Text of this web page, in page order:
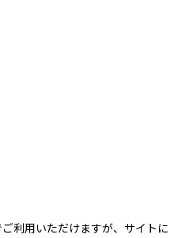
利用いただけますが、サイトに